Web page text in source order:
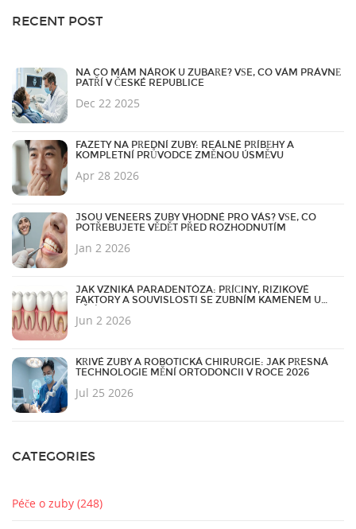
RECENT POST
NA CO MÁM NÁROK U ZUBAŘE? VŠE, CO VÁM PRÁVNĚ
PATŘÍ V ČESKÉ REPUBLICE
Dec 22 2025
FAZETY NA PŘEDNÍ ZUBY: REÁLNÉ PŘÍBĚHY A
KOMPLETNÍ PRŮVODCE ZMĚNOU ÚSMĚVU
Apr 28 2026
JSOU VENEERS ZUBY VHODNÉ PRO VÁS? VŠE, CO
POTŘEBUJETE VĚDĚT PŘED ROZHODNUTÍM
Jan 2 2026
JAK VZNIKÁ PARADENTÓZA: PŘÍČINY, RIZIKOVÉ
FAKTORY A SOUVISLOSTI SE ZUBNÍM KAMENEM U
Jun 2 2026
KŘIVÉ ZUBY A ROBOTICKÁ CHIRURGIE: JAK PŘESNÁ
TECHNOLOGIE MĚNÍ ORTODONCII V ROCE 2026
Jul 25 2026
CATEGORIES
Péče o zuby (248)